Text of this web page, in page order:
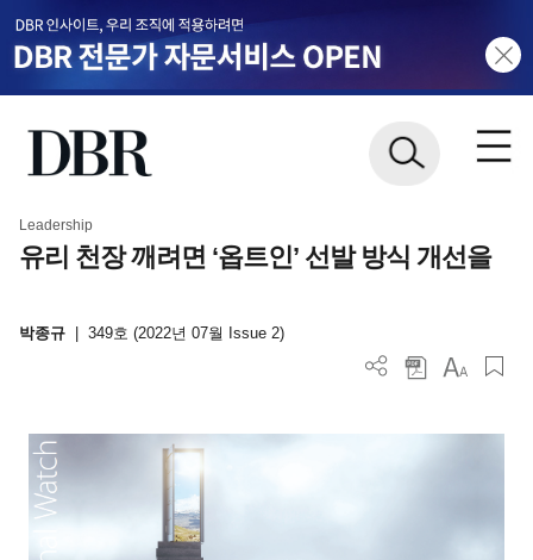
Leadership
유리 천장 깨려면 ‘옵트인’ 선발 방식 개선을
박종규 349호 (2022년 07월 Issue 2)